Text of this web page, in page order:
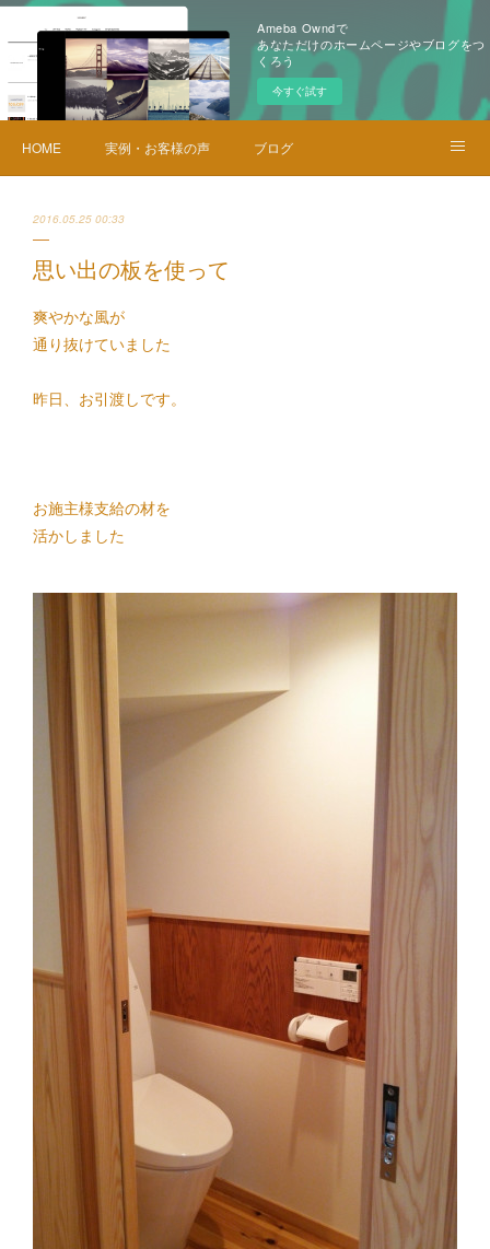
Ameba Owndで
あなただけのホームページやブログをつ
くろう
今すぐ試す
HOME 実例・お客様の声 ブログ
2016.05.25 00:33
思い出の板を使って
爽やかな風が
通り抜けていました
昨日、お引渡しです。
お施主様支給の材を
活かしました